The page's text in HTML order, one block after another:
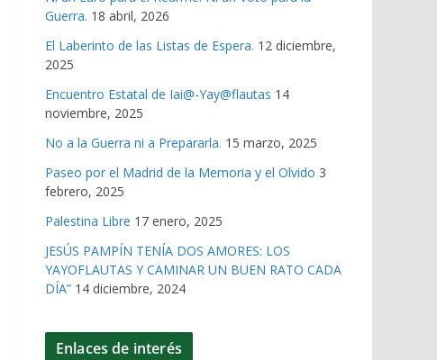
Guerra. 18 abril, 2026
El Laberinto de las Listas de Espera. 12 diciembre,
2025
Encuentro Estatal de Iai@-Yay@flautas 14
noviembre, 2025
No a la Guerra ni a Prepararla. 15 marzo, 2025
Paseo por el Madrid de la Memoria y el Olvido 3
febrero, 2025
Palestina Libre 17 enero, 2025
JESÚS PAMPÍN TENÍA DOS AMORES: LOS
YAYOFLAUTAS Y CAMINAR UN BUEN RATO CADA
DÍA” 14 diciembre, 2024
Enlaces de interés